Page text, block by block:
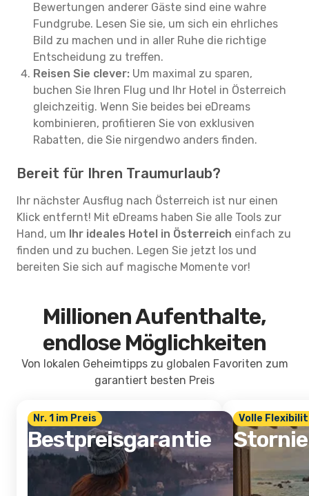
Bewertungen anderer Gäste sind eine wahre
Fundgrube. Lesen Sie sie, um sich ein ehrliches
Bild zu machen und in aller Ruhe die richtige
Entscheidung zu treffen.
Reisen Sie clever: Um maximal zu sparen,
buchen Sie Ihren Flug und Ihr Hotel in Österreich
gleichzeitig. Wenn Sie beides bei eDreams
kombinieren, profitieren Sie von exklusiven
Rabatten, die Sie nirgendwo anders finden.
Bereit für Ihren Traumurlaub?
Ihr nächster Ausflug nach Österreich ist nur einen
Klick entfernt! Mit eDreams haben Sie alle Tools zur
Hand, um Ihr ideales Hotel in Österreich einfach zu
finden und zu buchen. Legen Sie jetzt los und
bereiten Sie sich auf magische Momente vor!
Millionen Aufenthalte,
endlose Möglichkeiten
Von lokalen Geheimtipps zu globalen Favoriten zum
garantiert besten Preis
Nr. 1 im Preis
Bestpreisgarantie
Volle